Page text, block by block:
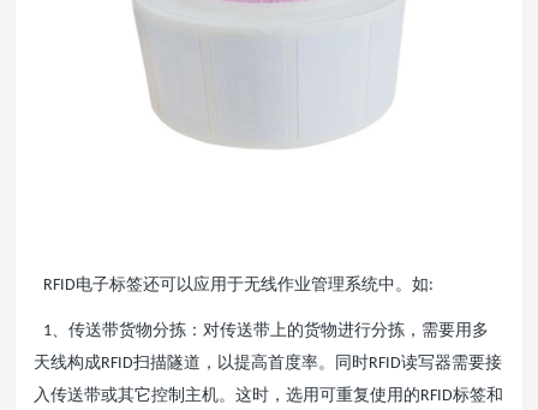
RFID电子标签还可以应用于无线作业管理系统中。如:
1、传送带货物分拣：对传送带上的货物进行分拣，需要用多
天线构成RFID扫描隧道，以提高首度率。同时RFID读写器需要接
入传送带或其它控制主机。这时，选用可重复使用的RFID标签和